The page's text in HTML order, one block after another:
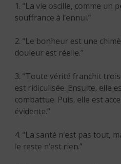
1. “La vie oscille, comme un
souffrance à l’ennui.”
2. “Le bonheur est une
douleur est réelle.”
3. “Toute vérité franchit trois
est ridiculisée. Ensuite, elle
combattue. Puis, elle est
évidente.”
4. “La santé n’est pas tout,
le reste n’est rien.”